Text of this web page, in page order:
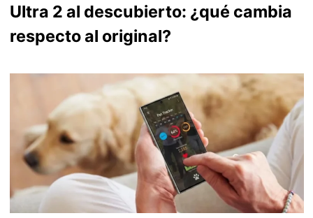
Ultra 2 al descubierto: ¿qué cambia
respecto al original?